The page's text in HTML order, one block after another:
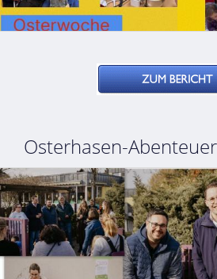
Osterhasen-